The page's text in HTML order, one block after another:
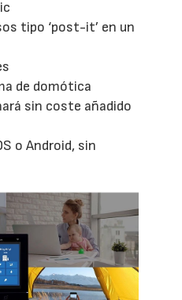
tipo ‘post-it’ en un
de domótica
sin coste añadido
o Android, sin